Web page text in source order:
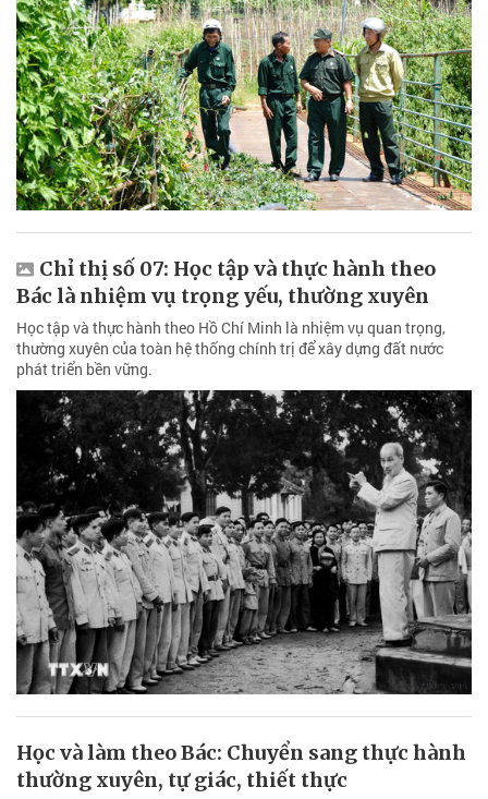
Chỉ thị số 07: Học tập và thực hành theo
Bác là nhiệm vụ trọng yếu, thường xuyên
Học tập và thực hành theo Hồ Chí Minh là nhiệm vụ quan trọng,
thường xuyên của toàn hệ thống chính trị để xây dựng đất nước
phát triển bền vững.
Học và làm theo Bác: Chuyển sang thực hành
thường xuyên, tự giác, thiết thực